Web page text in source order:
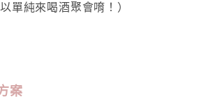
單純來喝酒聚會唷！）
案